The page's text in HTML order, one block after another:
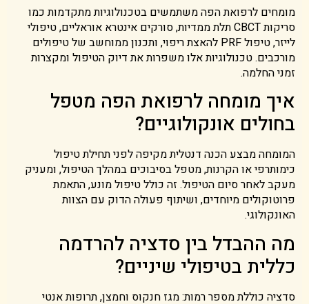
מומחים לרפואת הפה משתמשים בטכנולוגיות מתקדמות כמו
סריקות CBCT תלת ממדיות, סורקים אינטרא אוראליים, טיפולי
לייזר, טיפול PRF להאצת ריפוי, ותכנון ממוחשב של טיפולים
מורכבים. טכנולוגיות אלו משפרות את דיוק הטיפול ומקצרות
זמני החלמה.
איך מומחה לרפואת הפה מטפל
בחולים אונקולוגיים?
המומחה מבצע הכנה דנטלית מקיפה לפני תחילת טיפול
כימותרפי או הקרנות, מטפל בסיבוכים במהלך הטיפול, ומעניק
מעקב לאחר סיום הטיפול. זה כולל טיפול מונע, התאמת
פרוטוקולים מיוחדים, ושיתוף פעולה הדוק עם הצוות
האונקולוגי.
מה ההבדל בין סדציה להרדמה
כללית בטיפולי שיניים?
סדציה כוללת מספר רמות: מגז חנקוס וחמצן, תרופות אנטי